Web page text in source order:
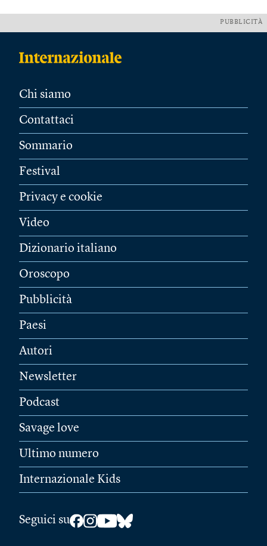
PUBBLICITÀ
Chi siamo
Contattaci
Sommario
Festival
Privacy e cookie
Video
Dizionario italiano
Oroscopo
Pubblicità
Paesi
Autori
Newsletter
Podcast
Savage love
Ultimo numero
Internazionale Kids
Seguici su